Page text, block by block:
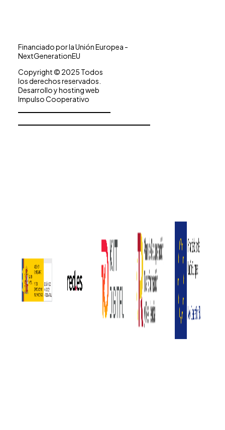
Financiado por la Unión Europea -
NextGenerationEU
Copyright © 2025 Todos
los derechos reservados.
Desarrollo y hosting web
Impulso Cooperativo